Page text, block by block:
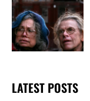
LATEST POSTS